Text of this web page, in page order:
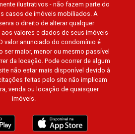
ilustrativos - não fazem parte do
casos de imóveis mobiliados. A
o direito de alterar qualquer
valores e dados de seus imóveis
valor anunciado do condomínio é
ser maior, menor ou mesmo passível
da locação. Pode ocorrer de algum
não estar mais disponível devido à
feitas pelo site não implicam
venda ou locação de quaisquer
imóveis.